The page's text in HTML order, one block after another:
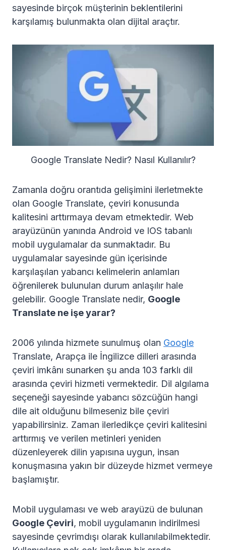
sayesinde birçok müşterinin beklentilerini
karşılamış bulunmakta olan dijital araçtır.
Google Translate Nedir? Nasıl Kullanılır?
Zamanla doğru orantıda gelişimini ilerletmekte
olan Google Translate, çeviri konusunda
kalitesini arttırmaya devam etmektedir. Web
arayüzünün yanında Android ve IOS tabanlı
mobil uygulamalar da sunmaktadır. Bu
uygulamalar sayesinde gün içerisinde
karşılaşılan yabancı kelimelerin anlamları
öğrenilerek bulunulan durum anlaşılır hale
gelebilir. Google Translate nedir, Google
Translate ne işe yarar?
2006 yılında hizmete sunulmuş olan Google
Translate, Arapça ile İngilizce dilleri arasında
çeviri imkânı sunarken şu anda 103 farklı dil
arasında çeviri hizmeti vermektedir. Dil algılama
seçeneği sayesinde yabancı sözcüğün hangi
dile ait olduğunu bilmeseniz bile çeviri
yapabilirsiniz. Zaman ilerledikçe çeviri kalitesini
arttırmış ve verilen metinleri yeniden
düzenleyerek dilin yapısına uygun, insan
konuşmasına yakın bir düzeyde hizmet vermeye
başlamıştır.
Mobil uygulaması ve web arayüzü de bulunan
Google Çeviri, mobil uygulamanın indirilmesi
sayesinde çevrimdışı olarak kullanılabilmektedir.